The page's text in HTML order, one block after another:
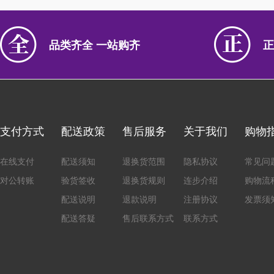
品类齐全 一站购齐
支付方式
在线支付
对公转账
配送政策
配送须知
验货签收
配送说明
配送答疑
售后服务
退换货范围
退换货规则
退款说明
售后联系方式
关于我们
隐私协议
连步介绍
注册协议
联系方式
购物
常见问
购物流
发票须